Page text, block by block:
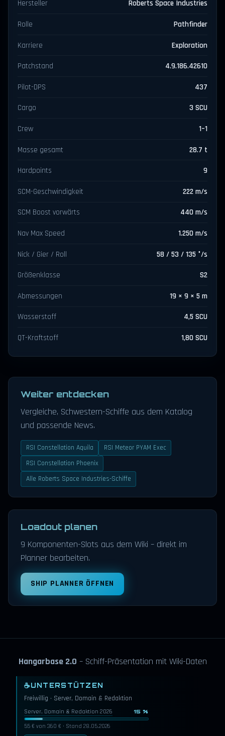
Hersteller Roberts Space Industries
Rolle Pathfinder
Karriere Exploration
Patchstand 4.9.186.42610
Pilot-DPS 437
Cargo 3 SCU
Crew 1–1
Masse gesamt 28.7 t
Hardpoints 9
SCM-Geschwindigkeit 222 m/s
SCM Boost vorwärts 440 m/s
Nav Max Speed 1.250 m/s
Nick / Gier / Roll 58 / 53 / 135 °/s
Größenklasse S2
Abmessungen 19 × 9 × 5 m
Wasserstoff 4,5 SCU
QT-Kraftstoff 1,80 SCU
Weiter entdecken
Vergleiche, Schwestern-Schiffe aus dem Katalog
und passende News.
RSI Constellation Aquila
RSI Meteor PYAM Exec
RSI Constellation Phoenix
Alle Roberts Space Industries-Schiffe
Loadout planen
9 Komponenten-Slots aus dem Wiki – direkt im
Planner bearbeiten.
SHIP PLANNER ÖFFNEN
Hangarbase 2.0 – Schiff-Präsentation mit Wiki-Daten
☕UNTERSTÜTZEN
Freiwillig · Server, Domain & Redaktion
Server, Domain & Redaktion 2026 15 %
55 € von 360 € · Stand 28.05.2026